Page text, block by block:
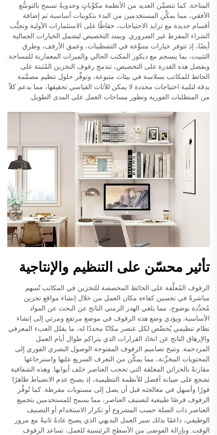
المتاحة. كما تتضمَّن العديد من الأنظمة مكوِّناتٍ وحدويةً تسمح بالتوسُّع
الأفقي، مما يمكِّن المستخدمين من البدء بتكوينات أساسية ثم إضافة
أقسام جديدة مع تزايد الاحتياجات، حفاظًا على الاستثمارات الأولية وتجنُّب
الشراء المفرط غير الضروري. ويمتد التخصيص ليشمل الخيارات الجمالية
أيضًا، إذ تتوفر خيارات متنوِّعة في التشطيبات، وعمق الأرفف، وطرق
التثبيت، بما ينسجم مع ديكور المكتب الحالي والميزات المعمارية للمساحة.
وبفضل هذه القدرة على التخصيص، تندمج رفوف التخزين المُثبتة على
الحائط للمكاتب بسلاسة في بيئات متنوعة، وتوفِّر حلول تنظيم مصمَّمة
بدقة لتلبية احتياجات محددة لا يمكن للأثاث القياسي تحقيقها، مما يدعم كلاً
من المتطلبات الفورية وتطور مساحات العمل على المدى الطويل.
تأثير محسّن على التنظيم والإنتاجية
الرفوف المُعلَّقة على الحائط المخصصة للتخزين في المكاتب تُسهم
مباشرةً في تحسين كفاءة مكان العمل من خلال إنشاء مواقع تخزين
مُحدَّدة بوضوح، مما يلغي الهدر الزمني الناتج عن البحث عن المواد
الأساسية. ويؤدي وضع هذه الرفوف في موضع مرتفع ومرئي إلى إنشاء
نظام تنظيمي يُخصِّص لكل عنصر مكانًا محددًا له، ما يقلل العبء المعرفي
والإرهاق الناتج عن اتخاذ القرارات الذي يتراكم طوال أيام العمل
المزدحمة. وتتيح تصاميم الرفوف المفتوحة الوصول البصري الفوري إلى
المحتويات المخزَّنة، مما يمكِّن من التعرف السريع عليها واسترجاعها
مقارنةً بالخزائن المغلقة التي تحجب العناصر خلف أبوابها. وهذه الشفافية
تشجع على صيانة أفضل للأنظمة التنظيمية، إذ يصبح عدم الانضباط ظاهرًا
فورًا وأسهل في معالجته قبل أن يصل إلى مستويات مفرطة. كما تُوفِّر
الرفوف فرصًا طبيعية لتصنيف العناصر، مما يسمح للمستخدمين بتجميع
العناصر ذات الصلة حسب المشروع أو تكرار الاستخدام أو التصنيف
الوظيفي، داعمًا بذلك سير العمل البديهي الذي يصبح عادةً ثانيةً مع مرور
الوقت. وبإزالة الفوضى من الأسطح الرئيسية للعمل، تساعد الرفوف